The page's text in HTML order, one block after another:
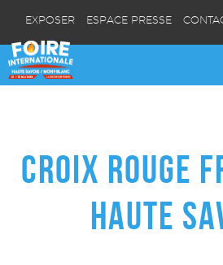
EXPOSER ESPACE PRESSE
CROIX ROUGE
HAUTE